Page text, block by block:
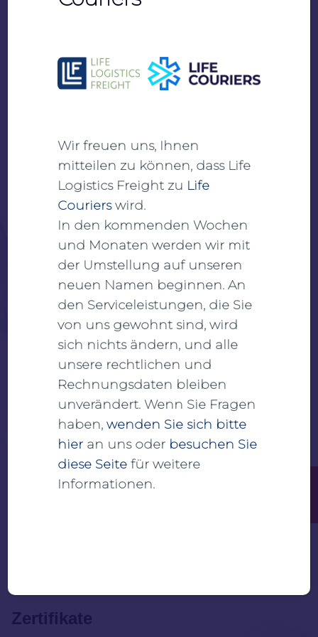
A subsidiary of
LIFE COURIERS
Support
Impressum
Zertifikate
Wir freuen uns, Ihnen
mitteilen zu können, dass Life
Logistics Freight zu Life
Courierswird.
In den kommenden Wochen
und Monaten werden wir mit
der Umstellung auf unseren
neuen Namen beginnen. An
den Serviceleistungen, die Sie
von uns gewohnt sind, wird
sich nichts ändern, und alle
unsere rechtlichen und
Rechnungsdaten bleiben
unverändert. Wenn Sie Fragen
haben,wenden Sie sich bitte
hier an uns oder besuchen Sie
diese Seite für weitere
Informationen.